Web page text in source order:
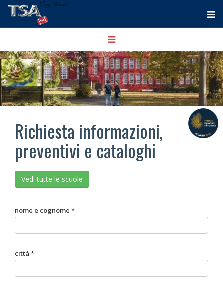
Toggle
navigation
Richiesta informazioni,
preventivi e cataloghi
Vedi tutte le scuole
nome e cognome *
cittá *